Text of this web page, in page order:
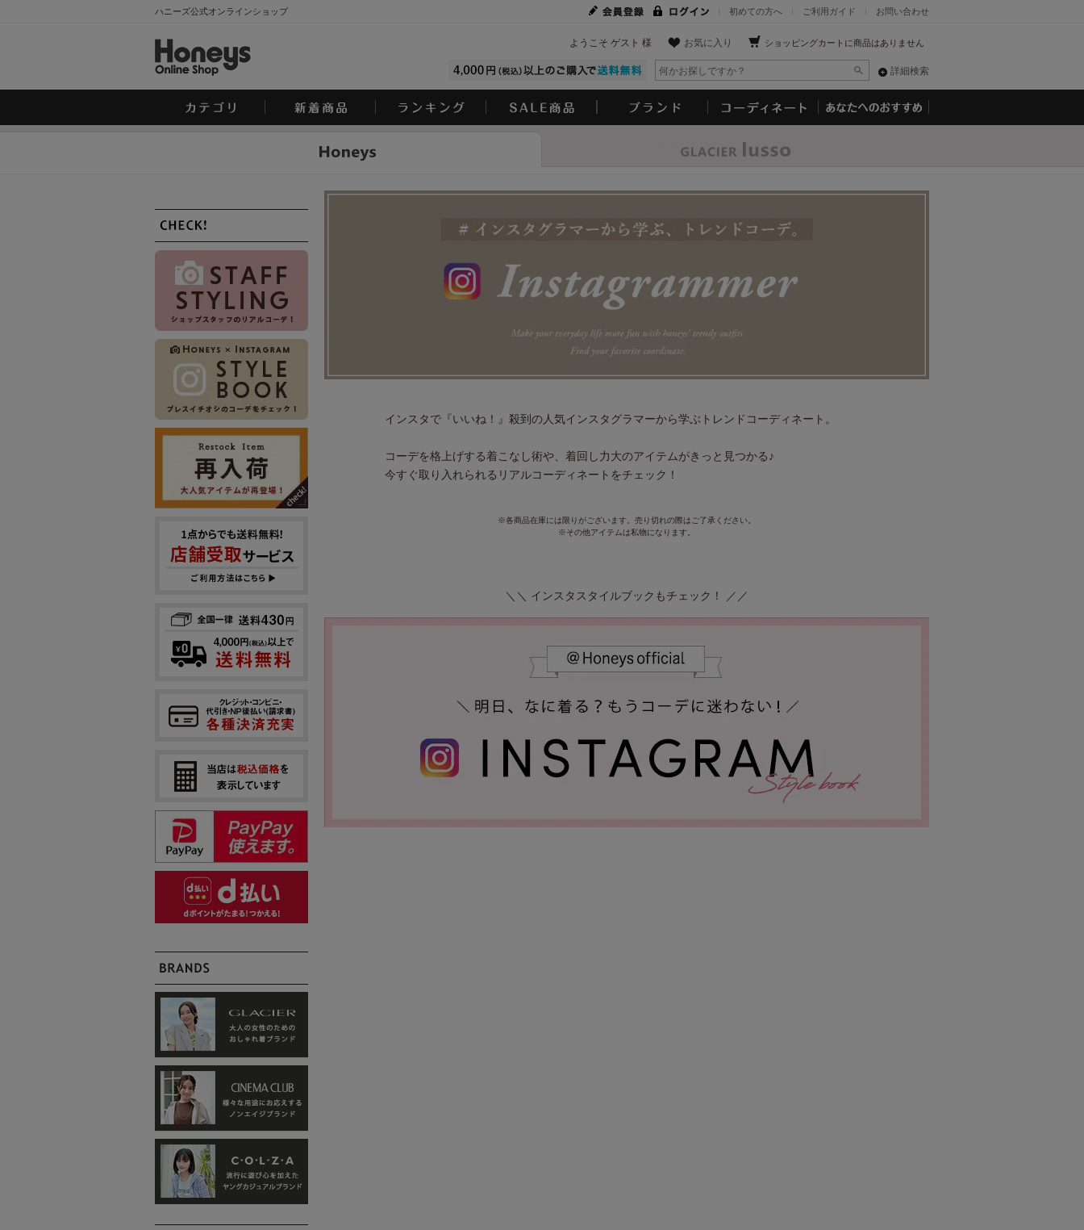
ハニーズ公式オンラインショップ お問い合わせ
ご利用ガイド
初めての方へ
ショッピングカートに商品はありません
お気に入り
ようこそ ゲスト 様
詳細検索
インスタで『いいね！』殺到の人気インスタグラマーから学ぶトレンドコーディネート。
コーデを格上げする着こなし術や、着回し力大のアイテムがきっと見つかる♪
今すぐ取り入れられるリアルコーディネートをチェック！
※各商品在庫には限りがございます。売り切れの際はご了承ください。
※その他アイテムは私物になります。
＼＼ インスタスタイルブックもチェック！ ／／